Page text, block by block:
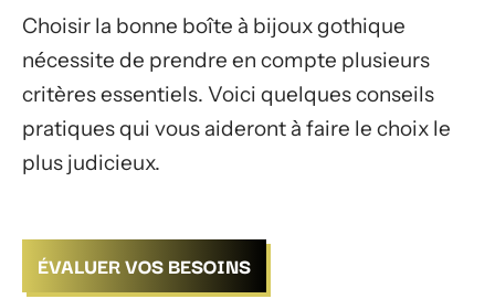
Choisir la bonne boîte à bijoux gothique
nécessite de prendre en compte plusieurs
critères essentiels. Voici quelques conseils
pratiques qui vous aideront à faire le choix le
plus judicieux.
ÉVALUER VOS BESOINS